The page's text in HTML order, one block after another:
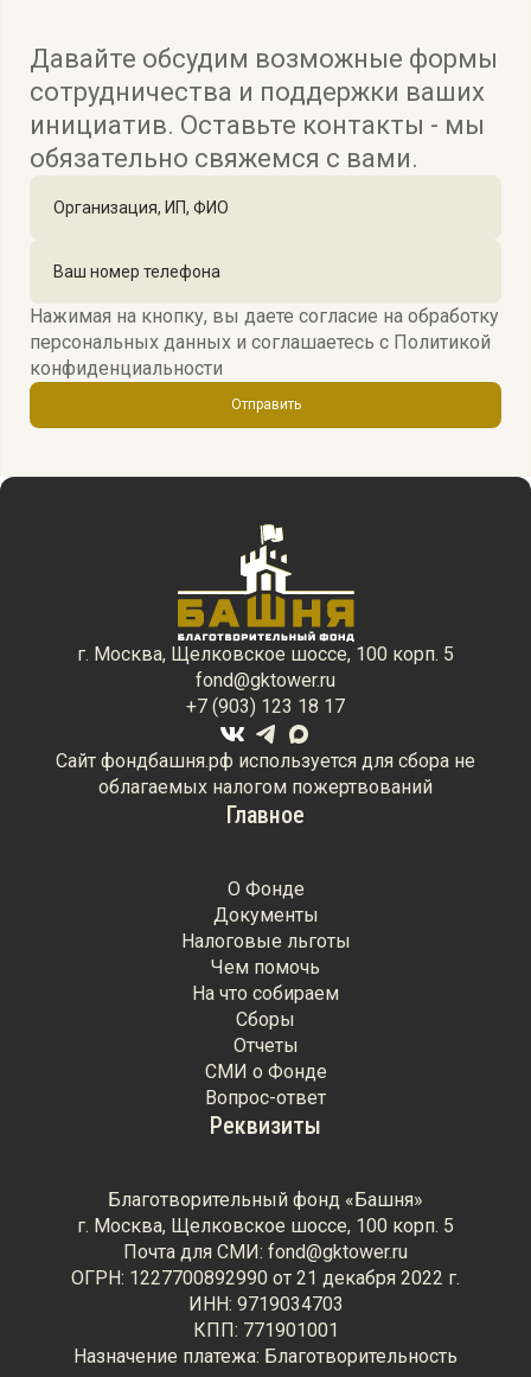
Давайте обсудим возможные формы
сотрудничества и поддержки ваших
инициатив. Оставьте контакты - мы
обязательно свяжемся с вами.
Нажимая на кнопку, вы даете согласие на обработку
персональных данных и соглашаетесь c Политикой
конфиденциальности
Отправить
Главное
О Фонде
Документы
Налоговые льготы
Чем помочь
На что собираем
Сборы
Отчеты
СМИ о Фонде
Вопрос-ответ
г. Москва, Щелковское шоссе, 100 корп. 5
fond@gktower.ru
+7 (903) 123 18 17
Сайт фондбашня.рф используется для сбора не
облагаемых налогом пожертвований
Реквизиты
Благотворительный фонд «Башня»
г. Москва, Щелковское шоссе, 100 корп. 5
Почта для СМИ: fond@gktower.ru
ОГРН: 1227700892990 от 21 декабря 2022 г.
ИНН: 9719034703
КПП: 771901001
Назначение платежа: Благотворительность